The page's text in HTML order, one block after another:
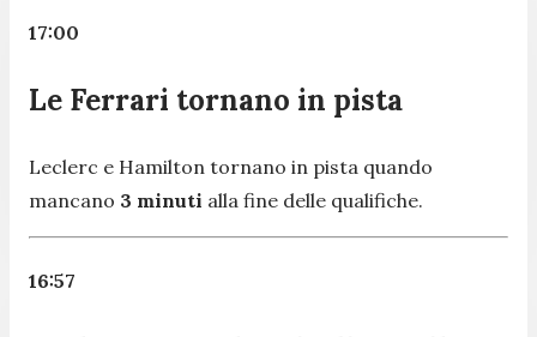
17:00
Le Ferrari tornano in pista
Leclerc e Hamilton tornano in pista quando
mancano 3 minuti alla fine delle qualifiche.
16:57